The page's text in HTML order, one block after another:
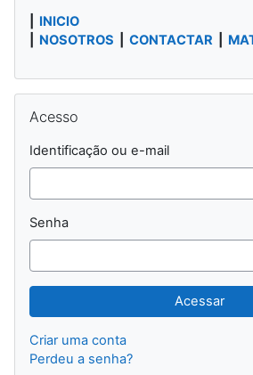
INICIO
NOSOTROS CONTACTAR
Acesso
Identificação ou e-mail
Senha
Criar uma conta
Perdeu a senha?